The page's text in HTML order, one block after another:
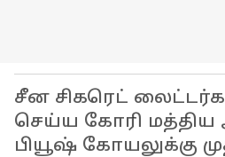
சீன சிகரெட்
செய்ய கோரி
பியூஷ் கோயலுக்கு